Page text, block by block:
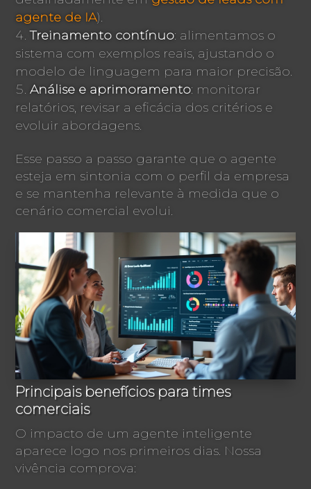
agente de IA).
Treinamento contínuo: alimentamos o
sistema com exemplos reais, ajustando o
modelo de linguagem para maior precisão.
Análise e aprimoramento: monitorar
relatórios, revisar a eficácia dos critérios e
evoluir abordagens.
Esse passo a passo garante que o agente
esteja em sintonia com o perfil da empresa
e se mantenha relevante à medida que o
cenário comercial evolui.
Principais benefícios para times
comerciais
O impacto de um agente inteligente
aparece logo nos primeiros dias. Nossa
vivência comprova: